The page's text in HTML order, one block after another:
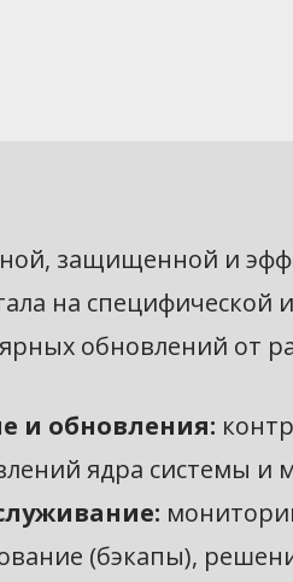
защищенной и
на специфической
обновлений от
и обновления:
ядра системы и
(бэкапы),